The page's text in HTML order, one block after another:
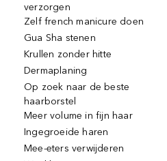
verzorgen
Zelf french manicure doen
Gua Sha stenen
Krullen zonder hitte
Dermaplaning
Op zoek naar de beste
haarborstel
Meer volume in fijn haar
Ingegroeide haren
Mee-eters verwijderen